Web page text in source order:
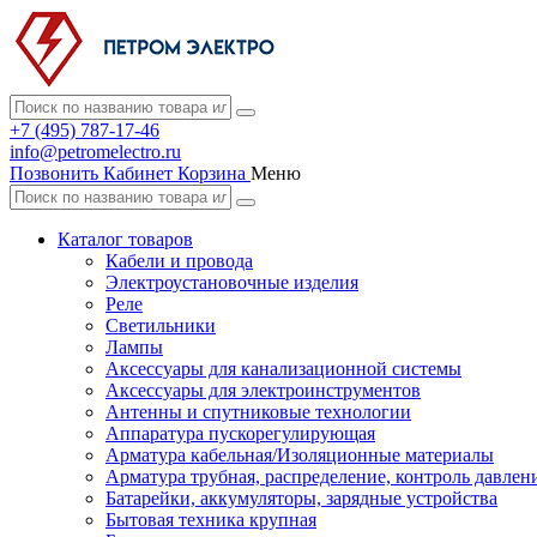
+7 (495) 787-17-46
info@petromelectro.ru
Позвонить Кабинет Корзина Меню
Каталог товаров
Кабели и провода
Электроустановочные изделия
Реле
Светильники
Лампы
Аксессуары для канализационной системы
Аксессуары для электроинструментов
Антенны и спутниковые технологии
Аппаратура пускорегулирующая
Арматура кабельная/Изоляционные материалы
Арматура трубная, распределение, контроль
Батарейки, аккумуляторы, зарядные устройства
Бытовая техника крупная